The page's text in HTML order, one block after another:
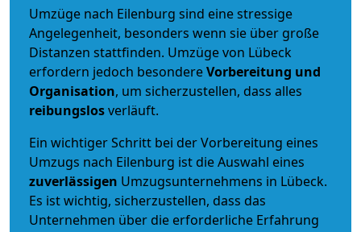
Umzüge nach Eilenburg sind eine stressige
Angelegenheit, besonders wenn sie über große
Distanzen stattfinden. Umzüge von Lübeck
erfordern jedoch besondereVorbereitung und
Organisation, um sicherzustellen, dass alles
reibungslosverläuft.
Ein wichtiger Schritt bei der Vorbereitung eines
Umzugs nach Eilenburg ist die Auswahl eines
zuverlässigen Umzugsunternehmens in Lübeck.
Es ist wichtig, sicherzustellen, dass das
Unternehmen über die erforderliche Erfahrung